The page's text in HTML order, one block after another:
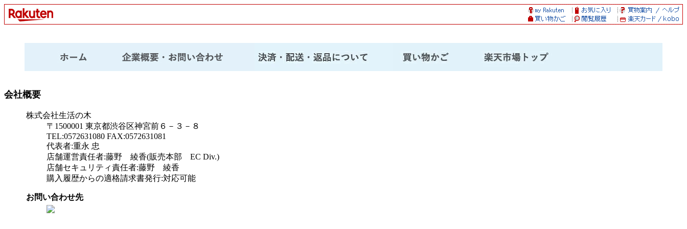
会社概要
株式会社生活の木
〒1500001 東京都渋谷区神宮前６－３－８
TEL:0572631080 FAX:0572631081
代表者:重永 忠
店舗運営責任者:藤野 綾香(販売本部 EC Div.)
店舗セキュリティ責任者:藤野 綾香
購入履歴からの適格請求書発行:対応可能
お問い合わせ先